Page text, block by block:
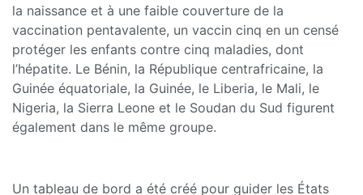
la naissance et à une faible couverture de la
vaccination pentavalente, un vaccin cinq en un censé
protéger les enfants contre cinq maladies, dont
l’hépatite. Le Bénin, la République centrafricaine, la
Guinée équatoriale, la Guinée, le Liberia, le Mali, le
Nigeria, la Sierra Leone et le Soudan du Sud figurent
également dans le même groupe.
Un tableau de bord a été créé pour guider les États